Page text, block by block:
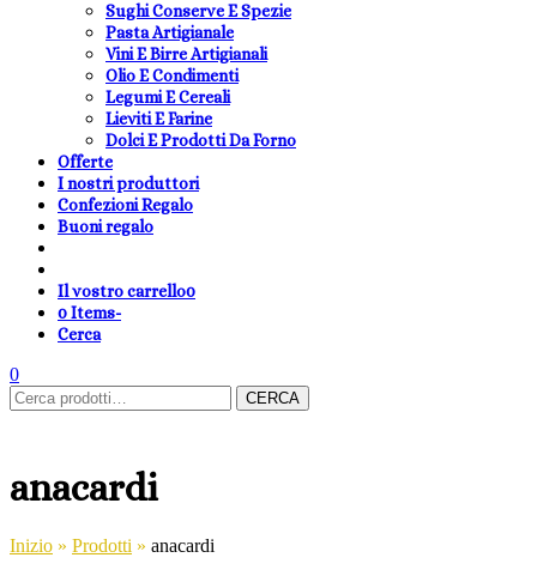
Sughi Conserve E Spezie
Pasta Artigianale
Vini E Birre Artigianali
Olio E Condimenti
Legumi E Cereali
Lieviti E Farine
Dolci E Prodotti Da Forno
Offerte
I nostri produttori
Confezioni Regalo
Buoni regalo
Il vostro carrello0
0 Items-
Cerca
0shopping-
basket
Area
Clienti
search
cambia
lingua
Carrello
Cerca: CERCA
anacardi
Inizio » Prodotti » anacardi